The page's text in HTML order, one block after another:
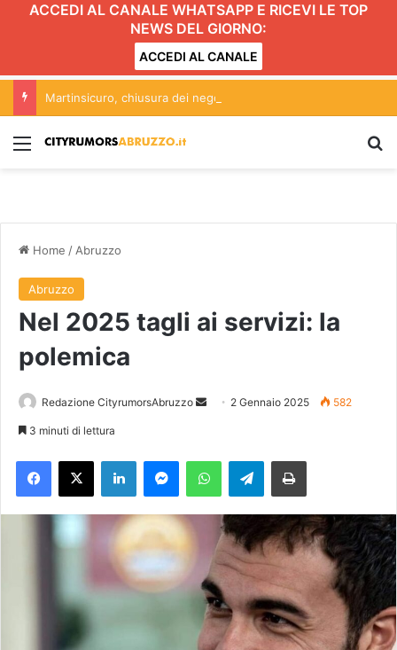
ACCEDI AL CANALE WHATSAPP E RICEVI LE TOP
NEWS DEL GIORNO:
ACCEDI AL CANALE
Menu
Home /Abruzzo
Abruzzo
Nel 2025 tagli ai servizi: la
polemica
Redazione CityrumorsAbruzzo
a
e
m
a
2 Gennaio 2025 582
3 minuti di lettura
Telegram